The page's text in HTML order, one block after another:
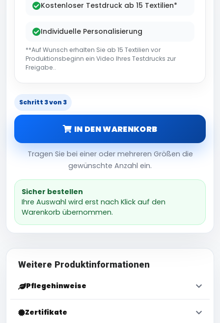
Kostenloser Testdruck ab 15 Textilien*
Individuelle Personalisierung
**Auf Wunsch erhalten Sie ab 15 Textilien vor
Produktionsbeginn ein Video Ihres Testdrucks zur
Freigabe..
Schritt 3 von 3
IN DEN WARENKORB
Tragen Sie bei einer oder mehreren Größen die
gewünschte Anzahl ein.
Sicher bestellen
Ihre Auswahl wird erst nach Klick auf den
Warenkorb übernommen.
Weitere Produktinformationen
Pflegehinweise
Zertifikate